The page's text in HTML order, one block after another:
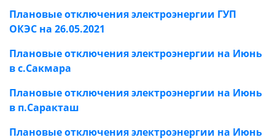
Плановые отключения электроэнергии ГУП
ОКЭС на 26.05.2021
Плановые отключения электроэнергии на Июнь
в с.Сакмара
Плановые отключения электроэнергии на Июнь
в п.Саракташ
Плановые отключения электроэнергии на Июнь